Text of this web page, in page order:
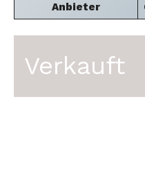
Anbieter
Verkauft